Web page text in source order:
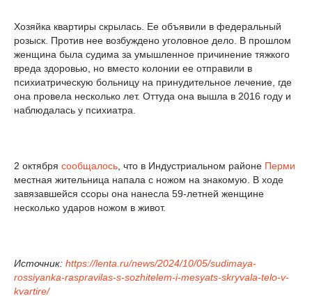
Хозяйка квартиры скрылась. Ее объявили в федеральный
розыск. Против нее возбуждено уголовное дело. В прошлом
женщина была судима за умышленное причинение тяжкого
вреда здоровью, но вместо колонии ее отправили в
психиатрическую больницу на принудительное лечение, где
она провела несколько лет. Оттуда она вышла в 2016 году и
наблюдалась у психиатра.
2 октября сообщалось , что в Индустриальном районе Перми
местная жительница напала с ножом на знакомую. В ходе
завязавшейся ссоры она нанесла 59-летней женщине
несколько ударов ножом в живот.
Источник: https://lenta.ru/news/2024/10/05/sudimaya-
rossiyanka-raspravilas-s-sozhitelem-i-mesyats-skryvala-telo-v-
kvartire/